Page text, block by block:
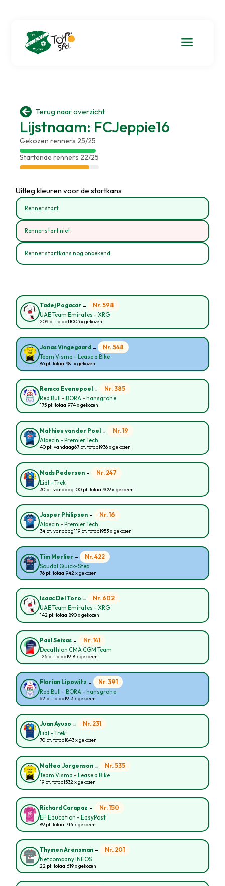
a
 Terug naar overzicht
Lijstnaam: FCJeppie16
Gekozen renners 25/25
Startende renners 22/25
Uitleg kleuren voor de startkans
Renner start
Renner start niet
Renner startkans nog onbekend
Tadej Pogacar - Nr. 598
UAE Team Emirates - XRG
209 pt. totaal1003 x gekozen
Jonas Vingegaard - Nr. 548
Team Visma - Lease a Bike
86 pt. totaal981 x gekozen
Remco Evenepoel - Nr. 385
Red Bull - BORA - hansgrohe
175 pt. totaal974 x gekozen
Mathieu van der Poel - Nr. 19
Alpecin - Premier Tech
40 pt. vandaag67 pt. totaal936 x gekozen
Mads Pedersen - Nr. 247
Lidl - Trek
30 pt. vandaag100 pt. totaal909 x gekozen
Jasper Philipsen - Nr. 16
Alpecin - Premier Tech
34 pt. vandaag119 pt. totaal953 x gekozen
Tim Merlier - Nr. 422
Soudal Quick-Step
76 pt. totaal942 x gekozen
Isaac Del Toro - Nr. 602
UAE Team Emirates - XRG
142 pt. totaal890 x gekozen
Paul Seixas - Nr. 141
Decathlon CMA CGM Team
125 pt. totaal918 x gekozen
Florian Lipowitz - Nr. 391
Red Bull - BORA - hansgrohe
62 pt. totaal913 x gekozen
Juan Ayuso - Nr. 231
Lidl - Trek
70 pt. totaal843 x gekozen
Matteo Jorgenson - Nr. 535
Team Visma - Lease a Bike
19 pt. totaal532 x gekozen
Richard Carapaz - Nr. 150
EF Education - EasyPost
89 pt. totaal714 x gekozen
Thymen Arensman - Nr. 201
Netcompany INEOS
22 pt. totaal619 x gekozen